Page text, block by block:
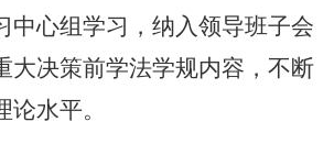
中心组学习，纳入领导班子会
大决策前学法学规内容，不断
水平。